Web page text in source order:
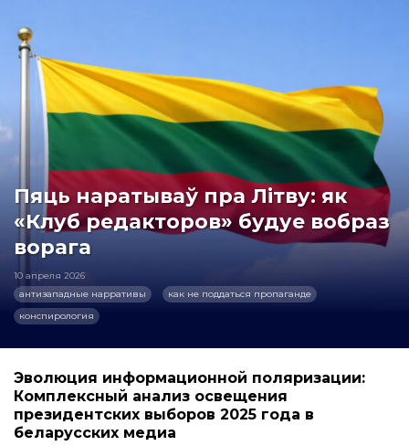
Пяць наратываў пра Літву: як
«Клуб редакторов» будуе вобраз
ворага
10 апреля 2026
антизападные нарративы
как не поддаться пропаганде
конспирология
Эволюция информационной поляризации:
Комплексный анализ освещения
президентских выборов 2025 года в
беларусских медиа